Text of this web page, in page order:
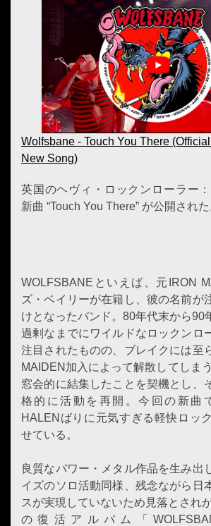
Wolfsbane - Touch You There
New Song)
英国のヘヴィ・ロックンローラー
新曲 “Touch You There” が公開された
WOLFSBANEといえば、元IRON
ズ・ベイリーが在籍し、彼の名前が
けとなったバンド。80年代末から90
過剰なまでにワイルドなロックンロ
注目されたものの、ブレイクには至
MAIDEN加入によって解散してしま
窓会的に結集したことを契機とし、
格的に活動を再開。今回の新曲
HALENばりに元気すぎる軽快ロッ
せている。
良質なパワー・メタル作品を生み出
イズのソロ活動同様、残念ながら日
スが実現していないため見落とされ
の復活アルバム「